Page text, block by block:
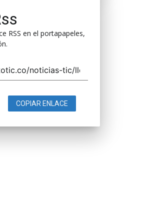
RSS en el portapapeles,
COPIAR ENLACE